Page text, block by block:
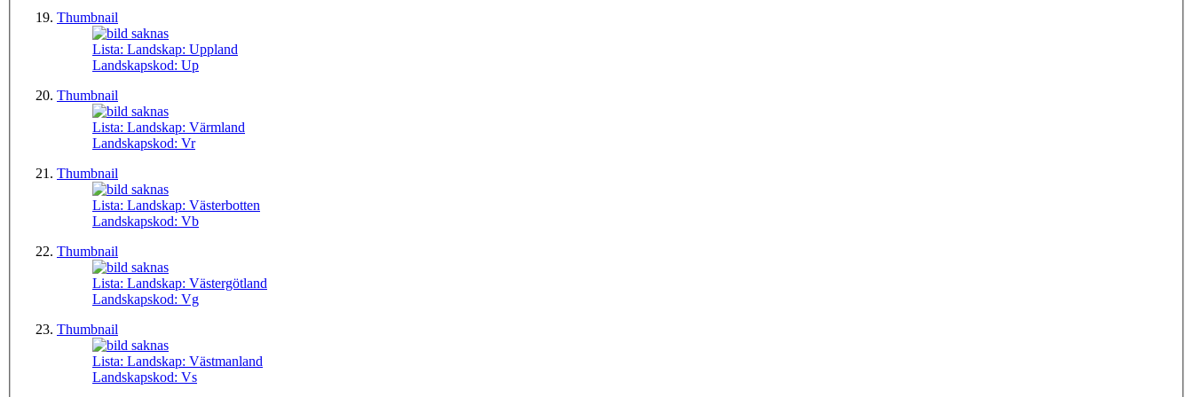
Thumbnail
Lista: Landskap: Uppland
Landskapskod: Up
Thumbnail
Lista: Landskap: Värmland
Landskapskod: Vr
Thumbnail
Lista: Landskap: Västerbotten
Landskapskod: Vb
Thumbnail
Lista: Landskap: Västergötland
Landskapskod: Vg
Thumbnail
Lista: Landskap: Västmanland
Landskapskod: Vs